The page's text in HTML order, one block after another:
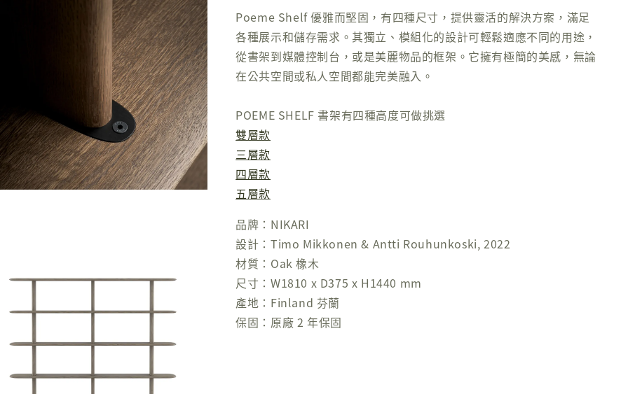
Poeme Shelf 優雅而堅固，有四種尺寸，提供靈活的解決方案，滿足
各種展示和儲存需求。其獨立、模組化的設計可輕鬆適應不同的用途，
從書架到媒體控制台，或是美麗物品的框架。它擁有極簡的美感，無論
在公共空間或私人空間都能完美融入。
POEME SHELF 書架有四種高度可做挑選
雙層款
三層款
四層款
五層款
品牌：NIKARI
設計：Timo Mikkonen & Antti Rouhunkoski, 2022
材質：Oak 橡木
尺寸：W1810 x D375 x H1440 mm
產地：Finland 芬蘭
保固：原廠 2 年保固